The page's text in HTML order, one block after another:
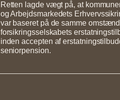
Retten lagde vægt på, at
og Arbejdsmarkedets
var baseret på de samme
forsikringsselskabets
inden accepten af
seniorpension.